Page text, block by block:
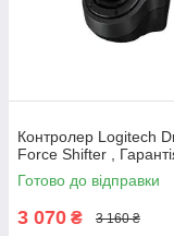
Контролер Logitech
Force Shifter ,
Готово до відправки
3 070 ₴ 3 160 ₴